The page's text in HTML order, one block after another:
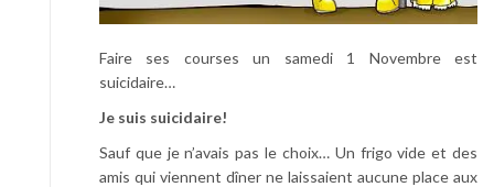
Faire ses courses un samedi 1 Novembre est
suicidaire…
Je suis suicidaire!
Sauf que je n’avais pas le choix… Un frigo vide et des
amis qui viennent dîner ne laissaient aucune place aux